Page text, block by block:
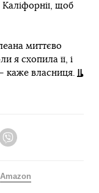
Каліфорнії, щоб
миттєво
я схопила її, і
каже власниця.
Amazon